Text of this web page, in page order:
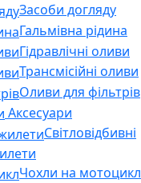
Засоби догляду
Гальмівна рідина
Гідравлічні оливи
Трансмісійні оливи
Оливи для фільтрів
Аксесуари
Світловідбивні
Чохли на мотоцикл